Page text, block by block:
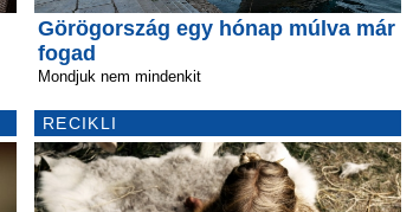
Görögország egy hónap múlva már
fogad
Mondjuk nem mindenkit
RECIKLI